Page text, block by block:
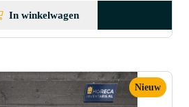
In winkelwagen
Nieuw